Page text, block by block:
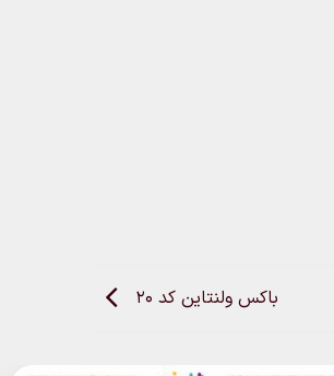
باکس ولنتاین کد 20